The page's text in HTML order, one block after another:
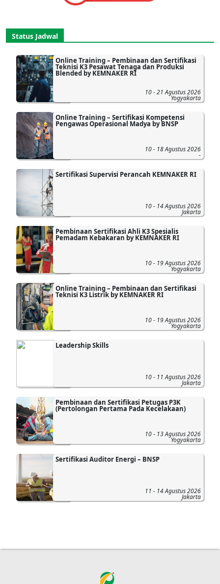
Status Jadwal
Online Training – Pembinaan dan Sertifikasi
Teknisi K3 Pesawat Tenaga dan Produksi
Blended by KEMNAKER RI
10 - 21 Agustus 2026
Yogyakarta
Online Training – Sertifikasi Kompetensi
Pengawas Operasional Madya by BNSP
10 - 18 Agustus 2026
-
Sertifikasi Supervisi Perancah KEMNAKER RI
10 - 14 Agustus 2026
Jakarta
Pembinaan Sertifikasi Ahli K3 Spesialis
Pemadam Kebakaran by KEMNAKER RI
10 - 19 Agustus 2026
Yogyakarta
Online Training – Pembinaan dan Sertifikasi
Teknisi K3 Listrik by KEMNAKER RI
10 - 19 Agustus 2026
Yogyakarta
Leadership Skills
10 - 11 Agustus 2026
Jakarta
Pembinaan dan Sertifikasi Petugas P3K
(Pertolongan Pertama Pada Kecelakaan)
10 - 13 Agustus 2026
Yogyakarta
Sertifikasi Auditor Energi – BNSP
11 - 14 Agustus 2026
Jakarta